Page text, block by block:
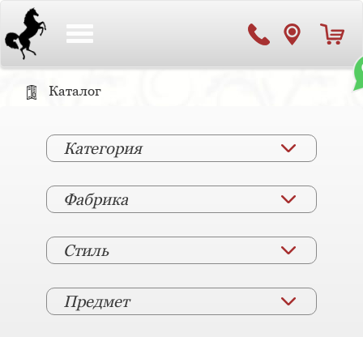
Каталог
Категория
Фабрика
Стиль
Предмет